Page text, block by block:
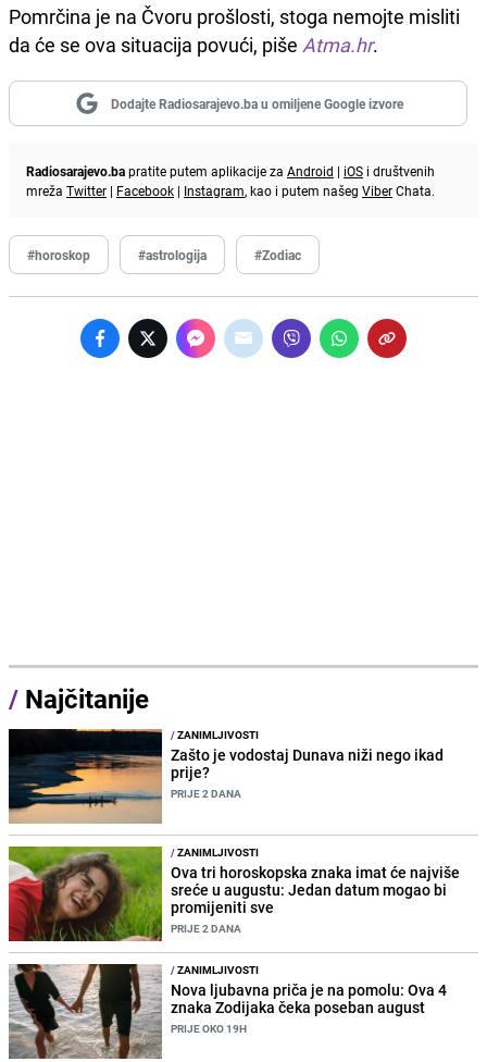
Pomrčina je na Čvoru prošlosti, stoga nemojte misliti
da će se ova situacija povući, piše Atma.hr.
Dodajte Radiosarajevo.ba u omiljene Google izvore
Radiosarajevo.bapratite putem aplikacije za Android | iOS i društvenih
mreža Twitter | Facebook | Instagram, kao i putem našeg ViberChata.
#horoskop #astrologija #Zodiac
/ Najčitanije
/ZANIMLJIVOSTI
Zašto je vodostaj Dunava niži nego ikad
prije?
PRIJE 2 DANA
/ZANIMLJIVOSTI
Ova tri horoskopska znaka imat će najviše
sreće u augustu: Jedan datum mogao bi
promijeniti sve
PRIJE 2 DANA
/ZANIMLJIVOSTI
Nova ljubavna priča je na pomolu: Ova 4
znaka Zodijaka čeka poseban august
PRIJE OKO 19H